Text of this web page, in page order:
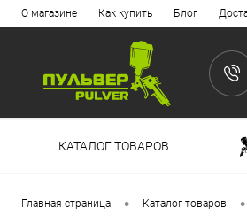
О магазине Как купить Блог
КАТАЛОГ ТОВАРОВ
Главная страница • Каталог товаров •